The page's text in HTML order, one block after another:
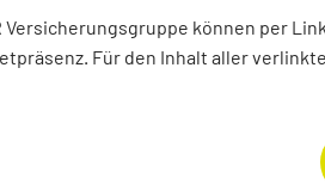
Versicherungsgruppe können per
Für den Inhalt aller